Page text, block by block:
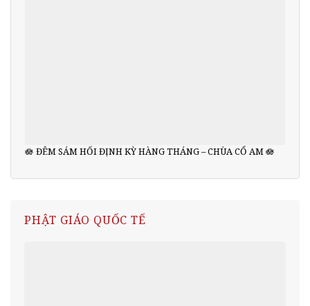
🪷 ĐÊM SÁM HỐI ĐỊNH KỲ HÀNG THÁNG – CHÙA CỔ AM 🪷
PHẬT GIÁO QUỐC TẾ